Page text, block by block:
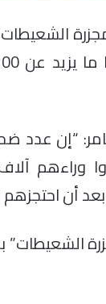
هم 850 شخصًا،
أن